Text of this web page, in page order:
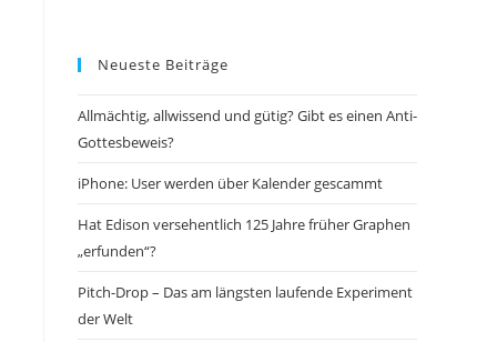
Neueste Beiträge
Allmächtig, allwissend und gütig? Gibt es einen Anti-
Gottesbeweis?
iPhone: User werden über Kalender gescammt
Hat Edison versehentlich 125 Jahre früher Graphen
„erfunden“?
Pitch-Drop – Das am längsten laufende Experiment
der Welt